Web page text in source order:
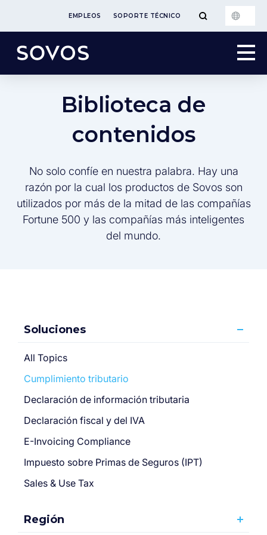
EMPLEOS SOPORTE TÉCNICO
Biblioteca de
contenidos
No solo confíe en nuestra palabra. Hay una
razón por la cual los productos de Sovos son
utilizados por más de la mitad de las compañías
Fortune 500 y las compañías más inteligentes
del mundo.
Soluciones
All Topics
Cumplimiento tributario
Declaración de información tributaria
Declaración fiscal y del IVA
E-Invoicing Compliance
Impuesto sobre Primas de Seguros (IPT)
Sales & Use Tax
Región